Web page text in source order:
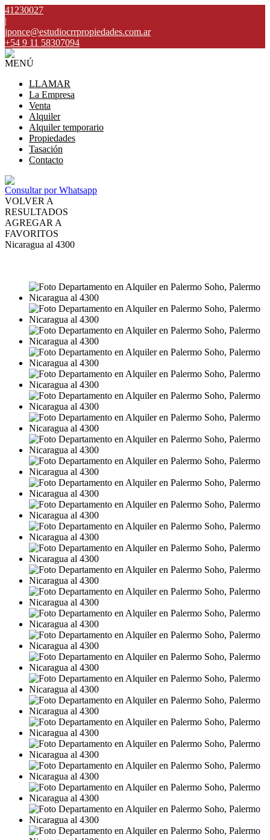
41230027
|
jponce@estudiocrrpropiedades.com.ar
+54 9 11 58307094
MENÚ
LLAMAR
La Empresa
Venta
Alquiler
Alquiler temporario
Propiedades
Tasación
Contacto
Consultar por Whatsapp
VOLVER A
RESULTADOS
AGREGAR A
FAVORITOS
Nicaragua al 4300